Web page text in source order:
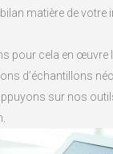
matière de votre
pour cela en œuvre
d’échantillons
sur nos